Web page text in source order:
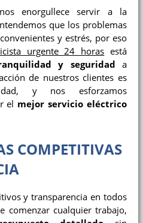
nos enorgullece servir a la
que los problemas
y estrés, por eso
urgente 24 horas está
y seguridad
a
de nuestros clientes es
y nos esforzamos
el mejor servicio eléctrico
COMPETITIVAS
y transparencia en todos
comenzar cualquier trabajo,